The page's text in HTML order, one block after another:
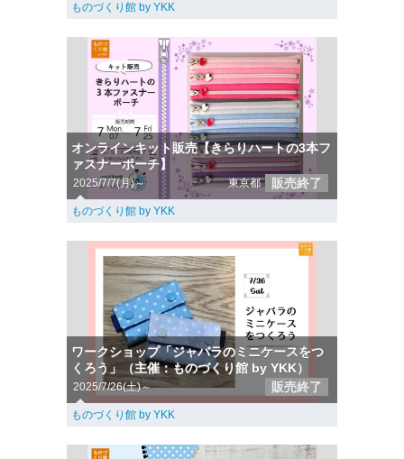
ものづくり館 by YKK
オンラインキット販売【きらりハートの3本フ
ァスナーポーチ】
2025/7/7(月)～ 東京都 販売終了
ものづくり館 by YKK
ワークショップ「ジャバラのミニケースをつ
くろう」（主催：ものづくり館 by YKK）
2025/7/26(土)～ 販売終了
ものづくり館 by YKK